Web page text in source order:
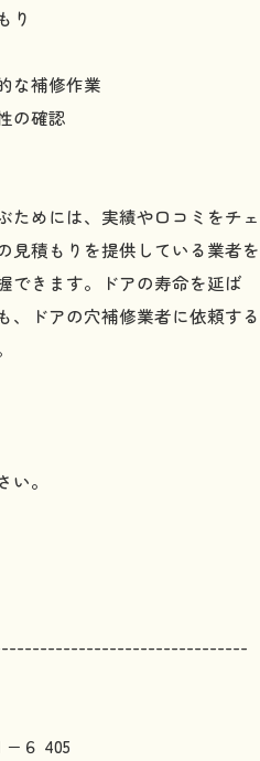
り
な補修作業
の確認
ためには、実績や口コミをチェ
見積もりを提供している業者を
できます。ドアの寿命を延ば
、ドアの穴補修業者に依頼する
。
−６ 405